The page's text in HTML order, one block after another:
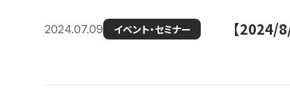
2024.07.09 イベント・セミナー 【2024/